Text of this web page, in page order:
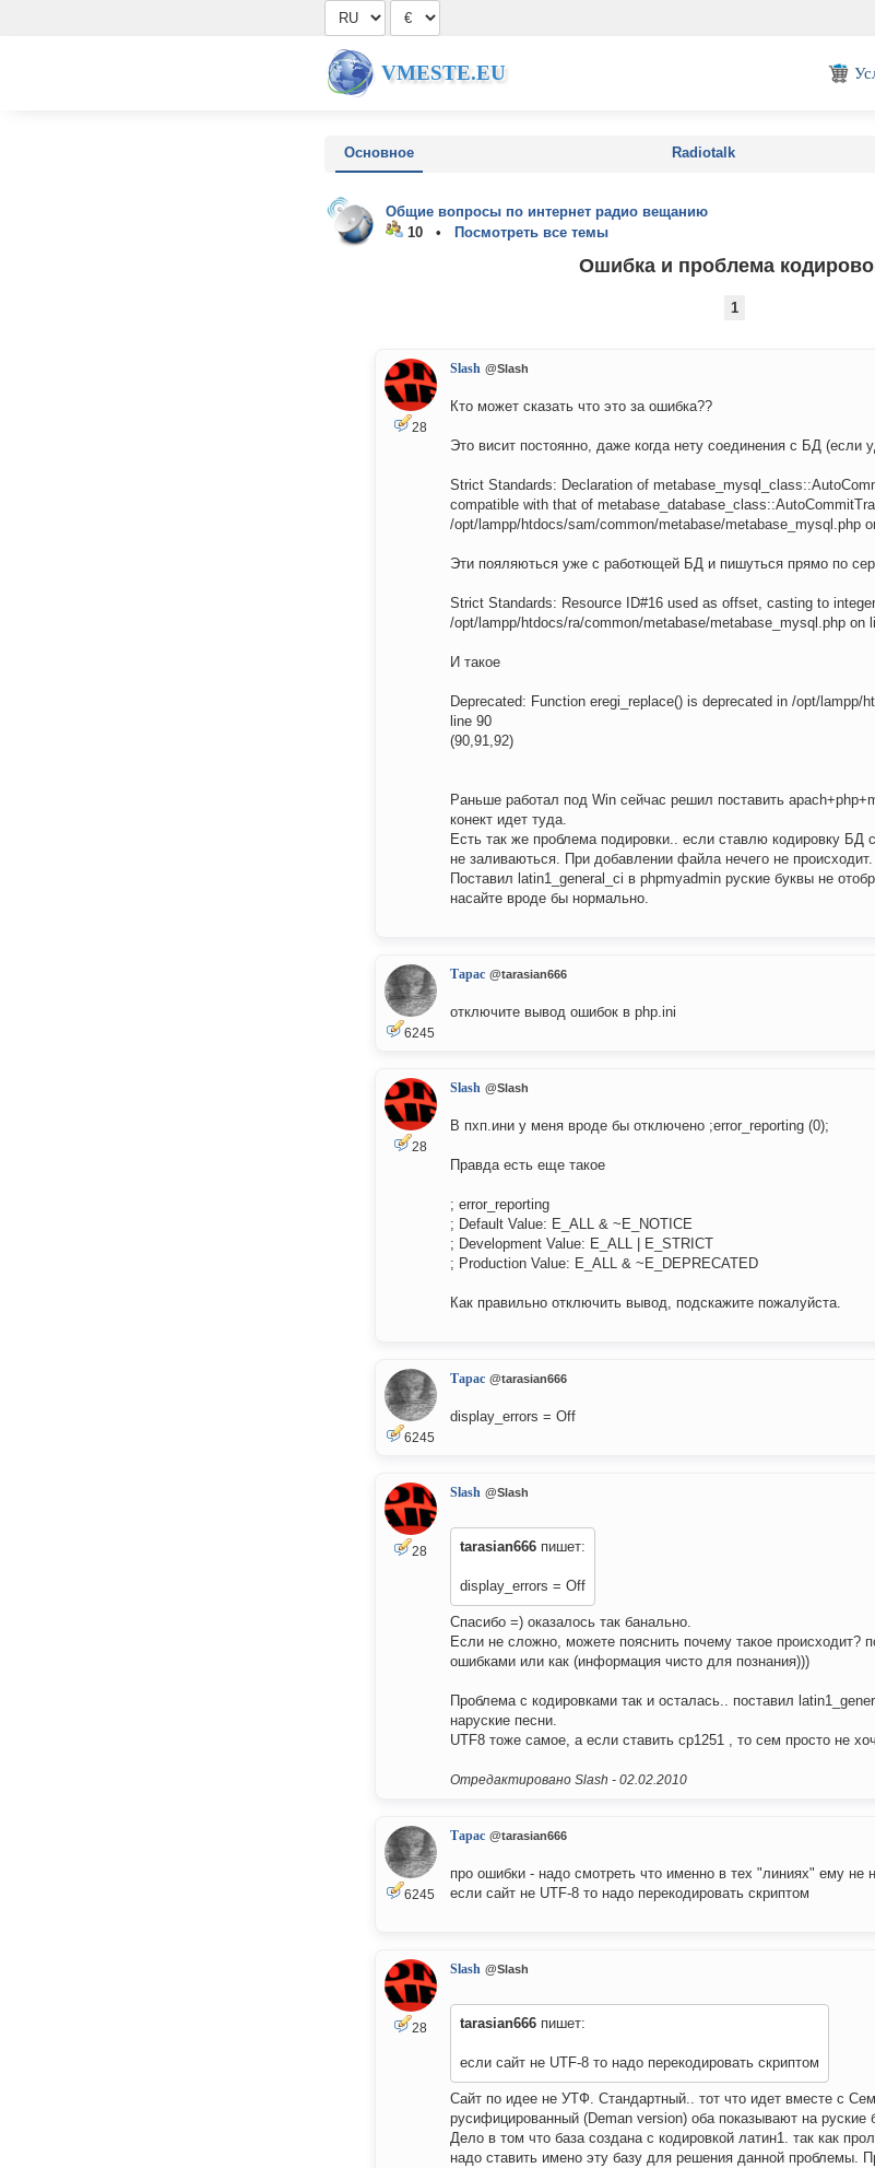
VMESTE.EU
Основное Radiotalk
Общие вопросы по интернет радио вещанию
10 •
Посмотреть все темы
Ошибка и проблема
1
28
Slash @Slash
Кто может сказать что это за ошибка??
Это висит постоянно, даже когда нету соединения с БД (если
Strict Standards: Declaration of
compatible with that of
/opt/lampp/htdocs/sam/common/metabase/metabase_mysql.php
Эти пояляються уже с работющей БД и пишуться прямо по
Strict Standards: Resource ID#16 used as offset, casting to
/opt/lampp/htdocs/ra/common/metabase/metabase_mysql.php on
И такое
Deprecated: Function eregi_replace() is deprecated in /opt/lampp/
line 90
(90,91,92)
Раньше работал под Win сейчас решил поставить
конект идет туда.
Есть так же проблема подировки.. если ставлю кодировку БД
не заливаються. При добавлении файла нечего не происходит.
Поставил latin1_general_ci в phpmyadmin руские буквы не
насайте вроде бы нормально.
6245
Тарас @tarasian666
отключите вывод ошибок в php.ini
28
Slash @Slash
В пхп.ини у меня вроде бы отключено ;error_reporting (0);
Правда есть еще такое
; error_reporting
; Default Value: E_ALL & ~E_NOTICE
; Development Value: E_ALL | E_STRICT
; Production Value: E_ALL & ~E_DEPRECATED
Как правильно отключить вывод, подскажите пожалуйста.
6245
Тарас @tarasian666
display_errors = Off
28
Slash @Slash
tarasian666 пишет:
display_errors = Off
Спасибо =) оказалось так банально.
Если не сложно, можете пояснить почему такое происходит?
ошибками или как (информация чисто для познания)))
Проблема с кодировками так и осталась.. поставил
наруские песни.
UTF8 тоже самое, а если ставить cp1251 , то сем просто не
Отредактировано Slash - 02.02.2010
6245
Тарас @tarasian666
про ошибки - надо смотреть что именно в тех "линиях" ему не
если сайт не UTF-8 то надо перекодировать скриптом
28
Slash @Slash
tarasian666 пишет:
если сайт не UTF-8 то надо перекодировать скриптом
Сайт по идее не УТФ. Стандартный.. тот что идет вместе с
русифицированный (Deman version) оба показывают на руские
Дело в том что база создана с кодировкой латин1. так как
надо ставить имено эту базу для решения данной проблемы.